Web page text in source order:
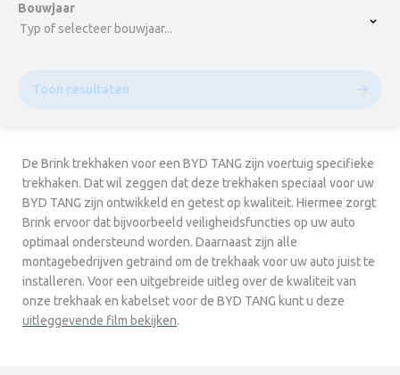
Bouwjaar
Typ of selecteer bouwjaar...
Toon resultaten
De Brink trekhaken voor een BYD TANG zijn voertuig specifieke
trekhaken. Dat wil zeggen dat deze trekhaken speciaal voor uw
BYD TANG zijn ontwikkeld en getest op kwaliteit. Hiermee zorgt
Brink ervoor dat bijvoorbeeld veiligheidsfuncties op uw auto
optimaal ondersteund worden. Daarnaast zijn alle
montagebedrijven getraind om de trekhaak voor uw auto juist te
installeren. Voor een uitgebreide uitleg over de kwaliteit van
onze trekhaak en kabelset voor de BYD TANG kunt u deze
uitleggevende film bekijken.